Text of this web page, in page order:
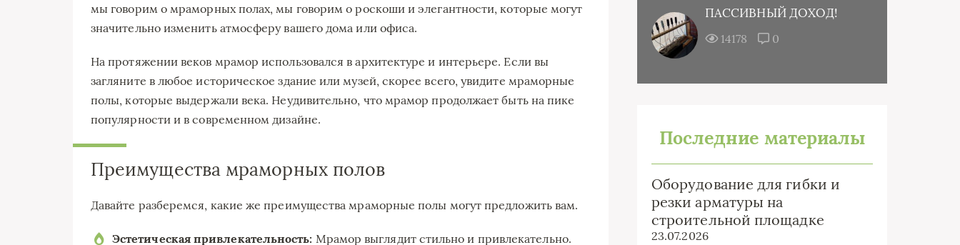
мы говорим о мраморных полах, мы говорим о роскоши и элегантности, которые могут
значительно изменить атмосферу вашего дома или офиса.
На протяжении веков мрамор использовался в архитектуре и интерьере. Если вы
загляните в любое историческое здание или музей, скорее всего, увидите мраморные
полы, которые выдержали века. Неудивительно, что мрамор продолжает быть на пике
популярности и в современном дизайне.
Преимущества мраморных полов
Давайте разберемся, какие же преимущества мраморные полы могут предложить вам.
Эстетическая привлекательность: Мрамор выглядит стильно и привлекательно.
ПАССИВНЫЙ ДОХОД!
14178 0
Последние материалы
Оборудование для гибки и
резки арматуры на
строительной площадке
23.07.2026